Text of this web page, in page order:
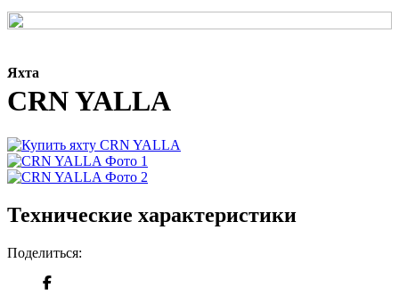
Яхта
CRN YALLA
Технические характеристики
Поделиться: